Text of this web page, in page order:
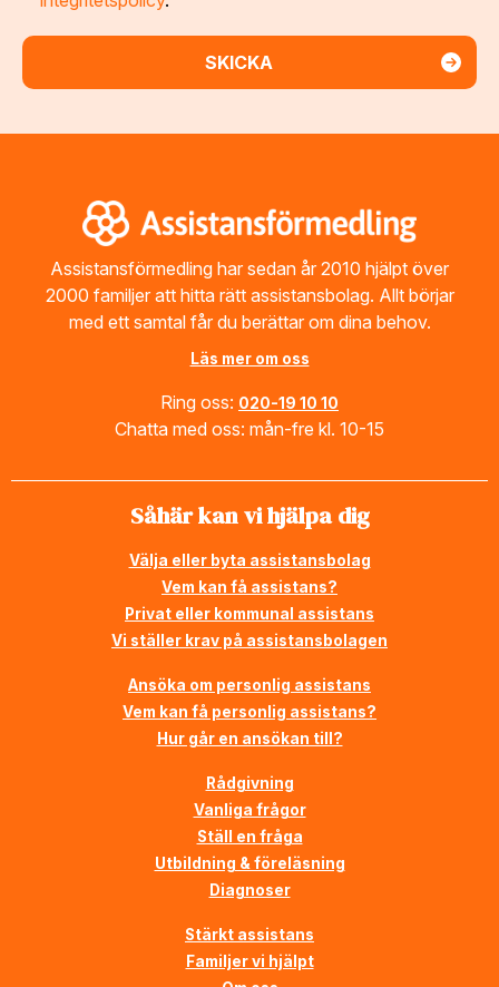
Assistansförmedling har sedan år 2010 hjälpt över
2000 familjer att hitta rätt assistansbolag. Allt börjar
med ett samtal får du berättar om dina behov.
Läs mer om oss
Ring oss: 020-19 10 10
Chatta med oss: mån-fre kl. 10-15
Såhär kan vi hjälpa dig
Välja eller byta assistansbolag
Vem kan få assistans?
Privat eller kommunal assistans
Vi ställer krav på assistansbolagen
Ansöka om personlig assistans
Vem kan få personlig assistans?
Hur går en ansökan till?
Rådgivning
Vanliga frågor
Ställ en fråga
Utbildning & föreläsning
Diagnoser
Stärkt assistans
Familjer vi hjälpt